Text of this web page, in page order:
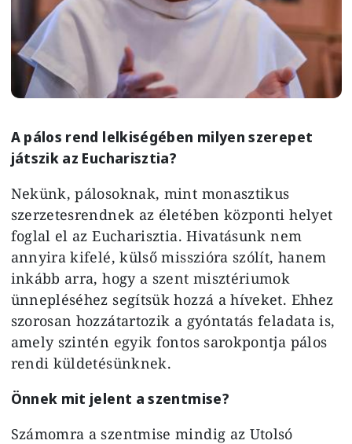
A pálos rend lelkiségében milyen szerepet
játszik az Eucharisztia?
Nekünk, pálosoknak, mint monasztikus
szerzetesrendnek az életében központi helyet
foglal el az Eucharisztia. Hivatásunk nem
annyira kifelé, külső misszióra szólít, hanem
inkább arra, hogy a szent misztériumok
ünnepléséhez segítsük hozzá a híveket. Ehhez
szorosan hozzátartozik a gyóntatás feladata is,
amely szintén egyik fontos sarokpontja pálos
rendi küldetésünknek.
Önnek mit jelent a szentmise?
Számomra a szentmise mindig az Utolsó